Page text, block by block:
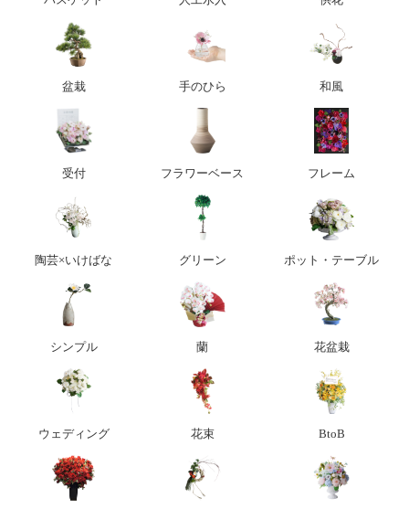
盆栽 手のひら 和風
受付 フラワーベース フレーム
陶芸×いけばな グリーン ポット・テーブル
シンプル 蘭 花盆栽
ウェディング 花束 BtoB